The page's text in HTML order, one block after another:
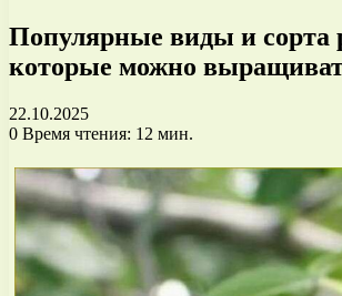
Популярные виды и сорта
которые можно
22.10.2025
0 Время чтения: 12 мин.